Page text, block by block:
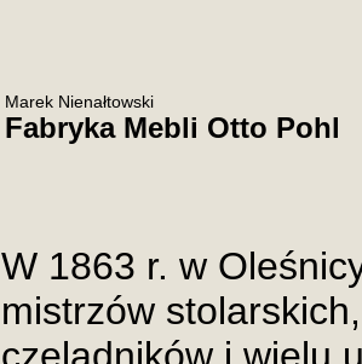
Marek Nienałtowski
Fabryka Mebli Otto Pohl
W 1863 r. w
mistrzów